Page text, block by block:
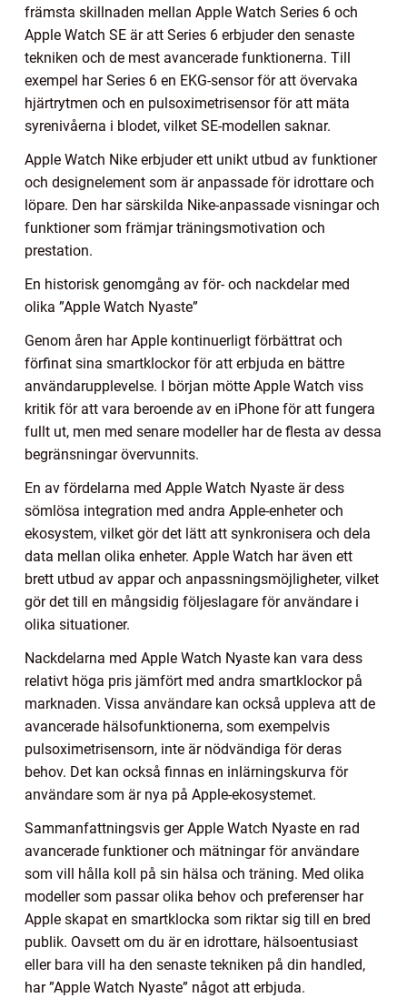
främsta skillnaden mellan Apple Watch Series 6 och
Apple Watch SE är att Series 6 erbjuder den senaste
tekniken och de mest avancerade funktionerna. Till
exempel har Series 6 en EKG-sensor för att övervaka
hjärtrytmen och en pulsoximetrisensor för att mäta
syrenivåerna i blodet, vilket SE-modellen saknar.
Apple Watch Nike erbjuder ett unikt utbud av funktioner
och designelement som är anpassade för idrottare och
löpare. Den har särskilda Nike-anpassade visningar och
funktioner som främjar träningsmotivation och
prestation.
En historisk genomgång av för- och nackdelar med
olika ”Apple Watch Nyaste”
Genom åren har Apple kontinuerligt förbättrat och
förfinat sina smartklockor för att erbjuda en bättre
användarupplevelse. I början mötte Apple Watch viss
kritik för att vara beroende av en iPhone för att fungera
fullt ut, men med senare modeller har de flesta av dessa
begränsningar övervunnits.
En av fördelarna med Apple Watch Nyaste är dess
sömlösa integration med andra Apple-enheter och
ekosystem, vilket gör det lätt att synkronisera och dela
data mellan olika enheter. Apple Watch har även ett
brett utbud av appar och anpassningsmöjligheter, vilket
gör det till en mångsidig följeslagare för användare i
olika situationer.
Nackdelarna med Apple Watch Nyaste kan vara dess
relativt höga pris jämfört med andra smartklockor på
marknaden. Vissa användare kan också uppleva att de
avancerade hälsofunktionerna, som exempelvis
pulsoximetrisensorn, inte är nödvändiga för deras
behov. Det kan också finnas en inlärningskurva för
användare som är nya på Apple-ekosystemet.
Sammanfattningsvis ger Apple Watch Nyaste en rad
avancerade funktioner och mätningar för användare
som vill hålla koll på sin hälsa och träning. Med olika
modeller som passar olika behov och preferenser har
Apple skapat en smartklocka som riktar sig till en bred
publik. Oavsett om du är en idrottare, hälsoentusiast
eller bara vill ha den senaste tekniken på din handled,
har ”Apple Watch Nyaste” något att erbjuda.